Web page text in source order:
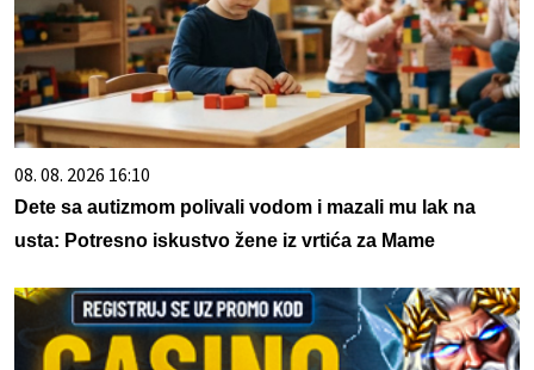
08. 08. 2026 16:10
Dete sa autizmom polivali vodom i mazali mu lak na
usta: Potresno iskustvo žene iz vrtića za Mame